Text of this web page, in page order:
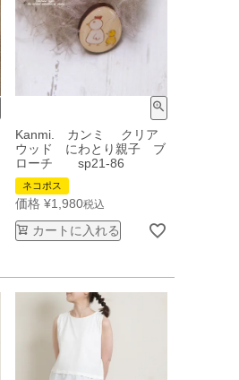
Kanmi. カンミ クリア
ウッド にわとり親子 ブ
ローチ sp21-86
ネコポス
価格 ¥1,980税込
カートに入れる